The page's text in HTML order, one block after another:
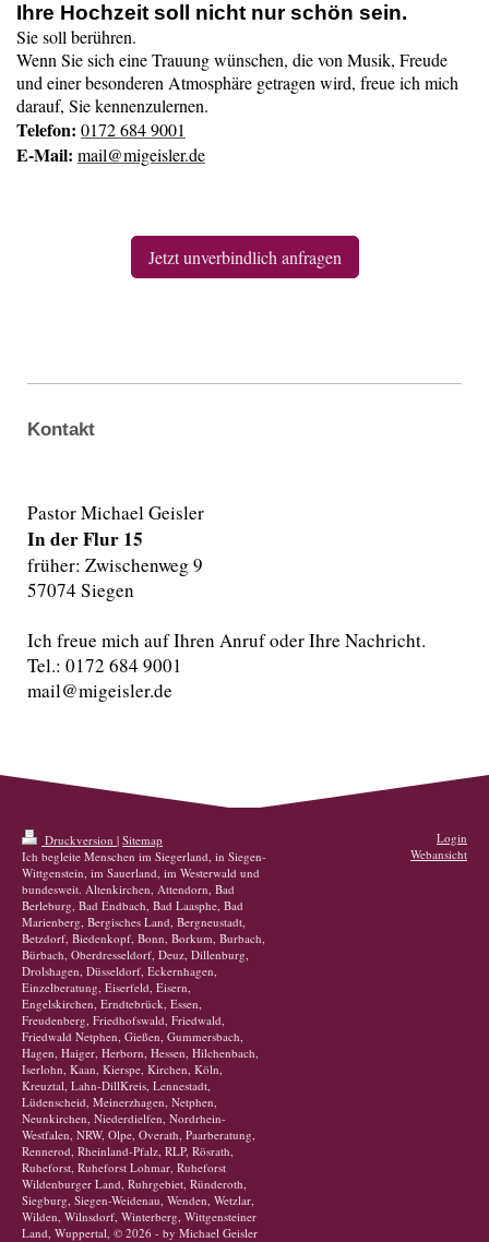
Ihre Hochzeit soll nicht nur schön sein.
Sie soll berühren.
Wenn Sie sich eine Trauung wünschen, die von Musik, Freude
und einer besonderen Atmosphäre getragen wird, freue ich mich
darauf, Sie kennenzulernen.
Telefon: 0172 684 9001
E-Mail: mail@migeisler.de
Jetzt unverbindlich anfragen
Kontakt
Pastor Michael Geisler
In der Flur 15
früher: Zwischenweg 9
57074 Siegen
Ich freue mich auf Ihren Anruf oder Ihre Nachricht.
Tel.: 0172 684 9001
mail@migeisler.de
Druckversion | Sitemap
Ich begleite Menschen im Siegerland, in Siegen-
Wittgenstein, im Sauerland, im Westerwald und
bundesweit. Altenkirchen, Attendorn, Bad
Berleburg, Bad Endbach, Bad Laasphe, Bad
Marienberg, Bergisches Land, Bergneustadt,
Betzdorf, Biedenkopf, Bonn, Borkum, Burbach,
Bürbach, Oberdresseldorf, Deuz, Dillenburg,
Drolshagen, Düsseldorf, Eckernhagen,
Einzelberatung, Eiserfeld, Eisern,
Engelskirchen, Erndtebrück, Essen,
Freudenberg, Friedhofswald, Friedwald,
Friedwald Netphen, Gießen, Gummersbach,
Hagen, Haiger, Herborn, Hessen, Hilchenbach,
Iserlohn, Kaan, Kierspe, Kirchen, Köln,
Kreuztal, Lahn-DillKreis, Lennestadt,
Lüdenscheid, Meinerzhagen, Netphen,
Neunkirchen, Niederdielfen, Nordrhein-
Westfalen, NRW, Olpe, Overath, Paarberatung,
Rennerod, Rheinland-Pfalz, RLP, Rösrath,
Ruheforst, Ruheforst Lohmar, Ruheforst
Wildenburger Land, Ruhrgebiet, Ründeroth,
Siegburg, Siegen-Weidenau, Wenden, Wetzlar,
Wilden, Wilnsdorf, Winterberg, Wittgensteiner
Land, Wuppertal, © 2026 - by Michael Geisler
Login
Webansicht